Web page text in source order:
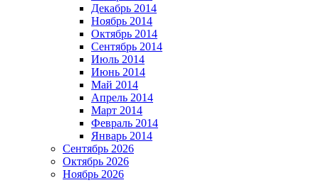
Декабрь 2014
Ноябрь 2014
Октябрь 2014
Сентябрь 2014
Июль 2014
Июнь 2014
Май 2014
Апрель 2014
Март 2014
Февраль 2014
Январь 2014
Сентябрь 2026
Октябрь 2026
Ноябрь 2026